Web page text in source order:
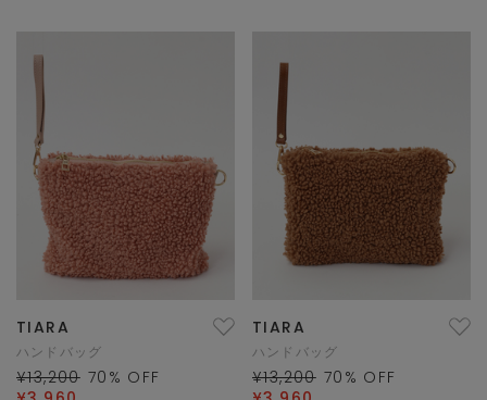
TIARA
ハンドバッグ
¥13,200 70 % OFF
TIARA
ハンドバッグ
¥13,200 70 % OFF